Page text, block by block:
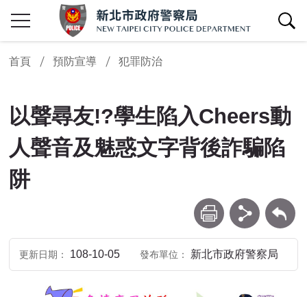
查詢區開關
首頁 預防宣導 犯罪防治
以聲尋友!?學生陷入Cheers動
人聲音及魅惑文字背後詐騙陷
阱
列印 分享 回上一頁
更新日期 108-10-05 發布單位 新北市政府警察局